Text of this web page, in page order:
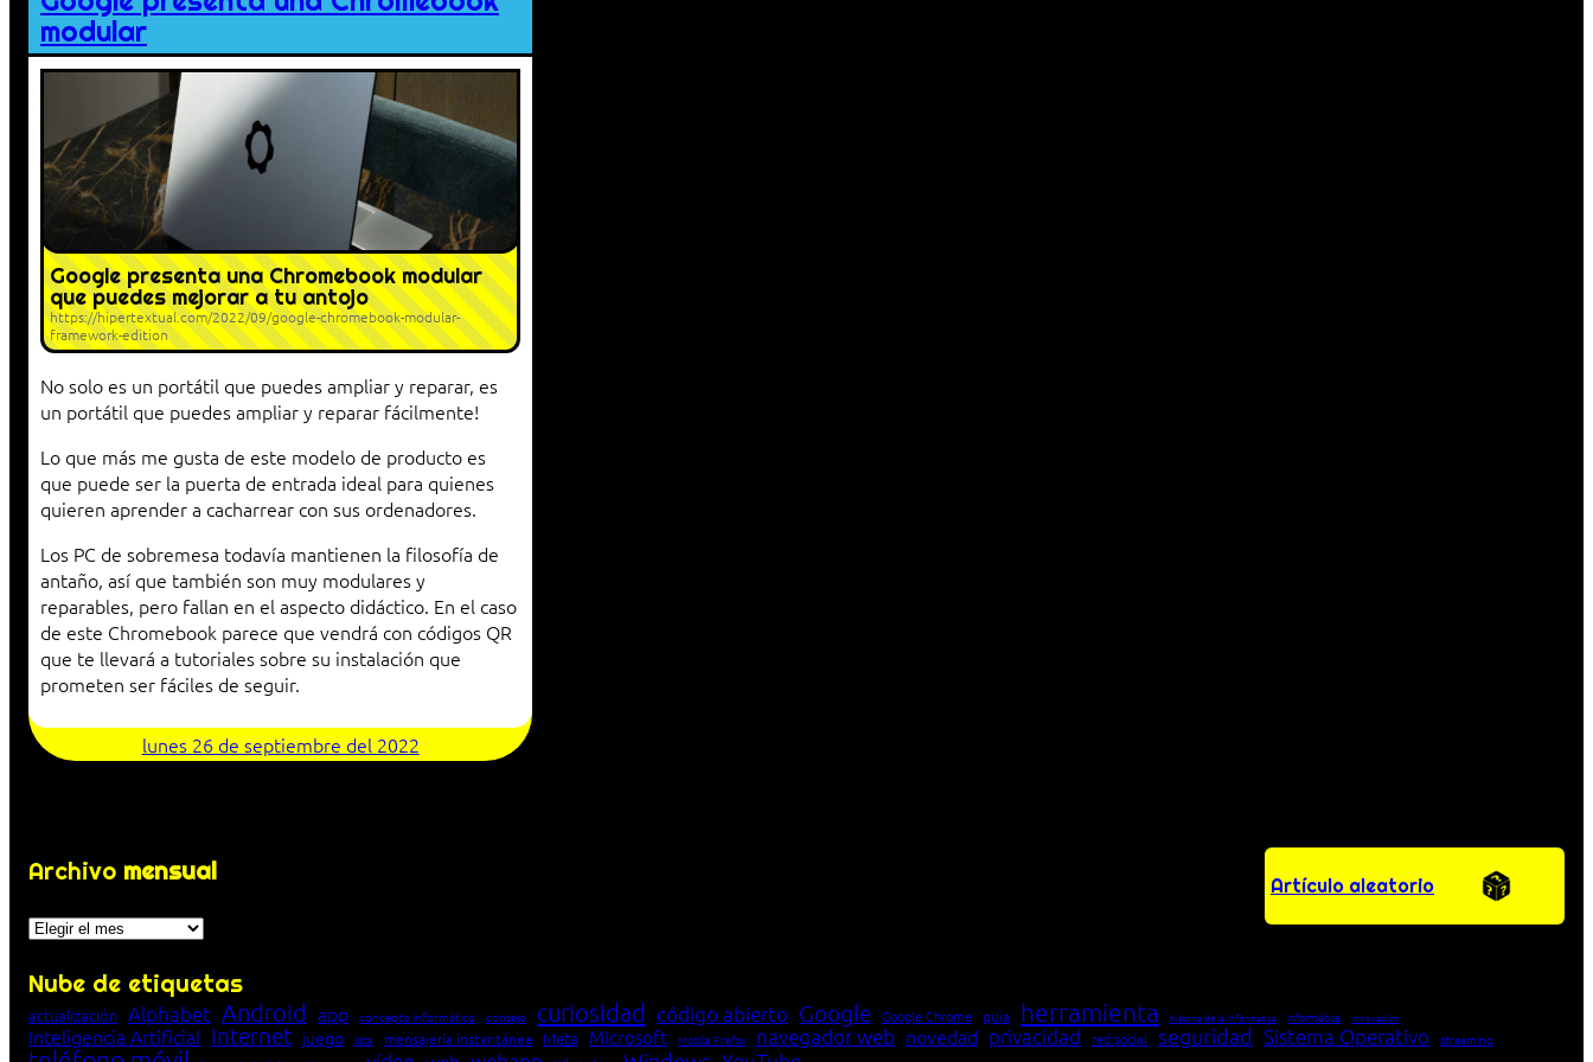
modular
Google presenta una Chromebook modular
que puedes mejorar a tu antojo
https://hipertextual.com/2022/09/google-chromebook-modular-
framework-edition
No solo es un portátil que puedes ampliar y reparar, es
un portátil que puedes ampliar y reparar fácilmente!
Lo que más me gusta de este modelo de producto es
que puede ser la puerta de entrada ideal para quienes
quieren aprender a cacharrear con sus ordenadores.
Los PC de sobremesa todavía mantienen la filosofía de
antaño, así que también son muy modulares y
reparables, pero fallan en el aspecto didáctico. En el caso
de este Chromebook parece que vendrá con códigos QR
que te llevará a tutoriales sobre su instalación que
prometen ser fáciles de seguir.
lunes 26 de septiembre del 2022
Archivo mensual
Archivos
Artículo aleatorio
Nube de etiquetas
actualización Alphabet Android app concepto informático consejo curiosidad código abierto Google Google Chrome guía herramienta historia de la Informática Informática innovación
Inteligencia Artificial Internet juego lista mensajería instantánea Meta Microsoft Mozilla Firefox navegador web novedad privacidad red social seguridad Sistema Operativo streaming